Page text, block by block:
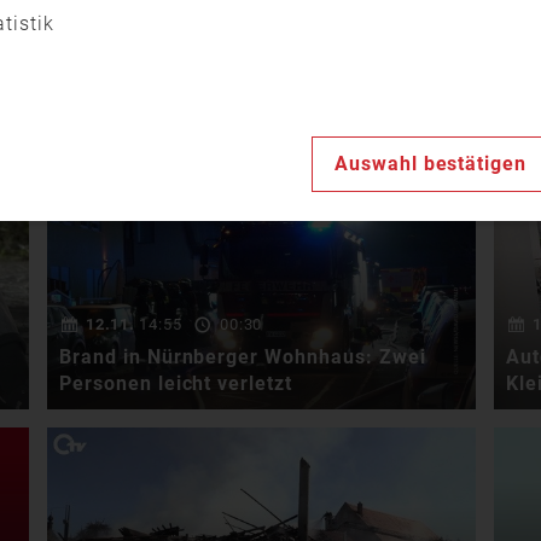
Auf der Staatsstraße bei
Alzenau-Michelbach sind am
Donnerstagabend zwei …
12.11. 14:55 00:30
Brand in Nürnberger Wohnhaus: Zwei
Personen leicht verletzt
Heute Morgen hat es in
Nürnberg im Bereich Hohe
Auswahl bestätigen